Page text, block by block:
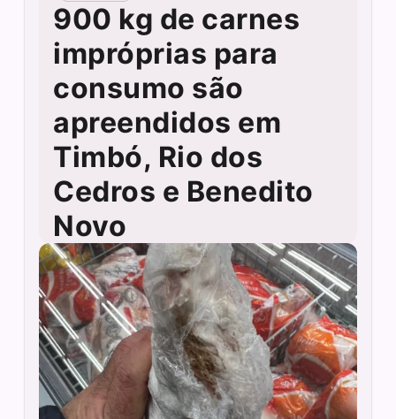
900 kg de carnes
impróprias para
consumo são
apreendidos em
Timbó, Rio dos
Cedros e Benedito
Novo